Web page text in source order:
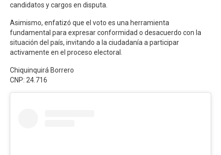
candidatos y cargos en disputa.
Asimismo, enfatizó que el voto es una herramienta
fundamental para expresar conformidad o desacuerdo con la
situación del país, invitando a la ciudadanía a participar
activamente en el proceso electoral.
Chiquinquirá Borrero
CNP: 24.716